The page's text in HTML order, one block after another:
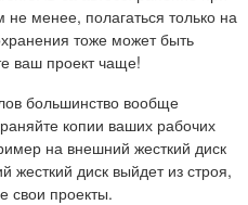
менее, полагаться только на
тоже может быть
ваш проект чаще!
большинство вообще
копии ваших рабочих
на внешний жесткий диск
диск выйдет из строя,
свои проекты.